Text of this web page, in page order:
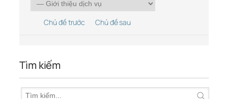
Chủ đề trước Chủ đề sau
Tìm kiếm